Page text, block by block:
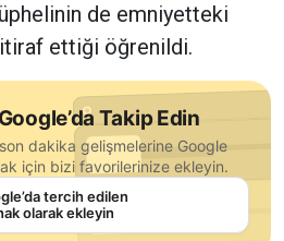
de emniyetteki
itiraf ettiği öğrenildi.
Takip Edin
dakika gelişmelerine Google
için bizi favorilerinize ekleyin.
tercih edilen
olarak ekleyin